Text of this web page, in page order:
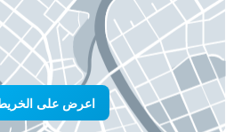
اعرض على